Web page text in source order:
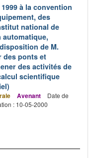
à la convention
des
national de
automatique,
de M.
des ponts et
des activités de
scientifique
Avenant
Date de
: 10-05-2000